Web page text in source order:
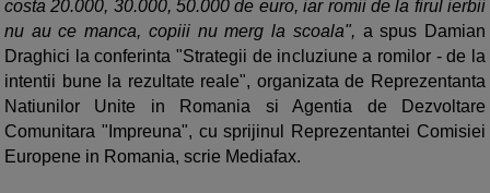
costa 20.000, 30.000, 50.000 de euro, iar romii de la firul ierbii
nu au ce manca, copiii nu merg la scoala", a spus Damian
Draghici la conferinta "Strategii de incluziune a romilor - de la
intentii bune la rezultate reale", organizata de Reprezentanta
Natiunilor Unite in Romania si Agentia de Dezvoltare
Comunitara "Impreuna", cu sprijinul Reprezentantei Comisiei
Europene in Romania, scrie Mediafax.